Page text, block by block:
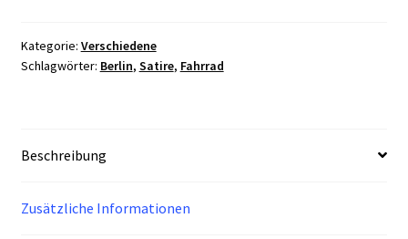
Kategorie: Verschiedene
Schlagwörter: Berlin, Satire, Fahrrad
Beschreibung
Zusätzliche Informationen